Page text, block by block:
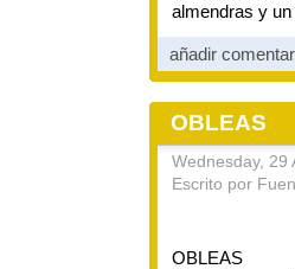
almendras y
añadir
OBLEAS
Wednesday,
Escrito por
OBLEAS